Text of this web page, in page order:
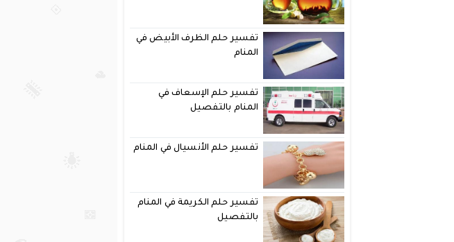
تفسير حلم الظرف الأبيض في
المنام
تفسير حلم الإسعاف في
المنام بالتفصيل
تفسير حلم الأنسيال في المنام
تفسير حلم الكريمة في المنام
بالتفصيل